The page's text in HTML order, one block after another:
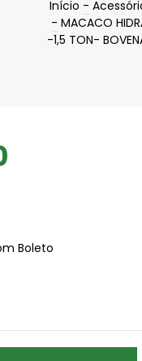
Início -
- MACACO
-1,5 TON-
Boleto